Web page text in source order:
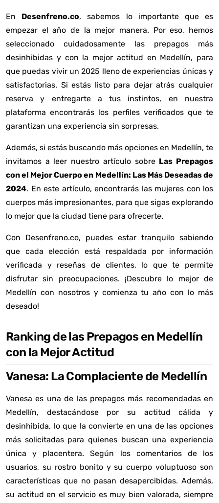
En Desenfreno.co, sabemos lo importante que es
empezar el año de la mejor manera. Por eso, hemos
seleccionado cuidadosamente las prepagos más
desinhibidas y con la mejor actitud en Medellín, para
que puedas vivir un 2025 lleno de experiencias únicas y
satisfactorias. Si estás listo para dejar atrás cualquier
reserva y entregarte a tus instintos, en nuestra
plataforma encontrarás los perfiles verificados que te
garantizan una experiencia sin sorpresas.
Además, si estás buscando más opciones en Medellín, te
invitamos a leer nuestro artículo sobre Las Prepagos
con el Mejor Cuerpo en Medellín: Las Más Deseadas de
2024. En este artículo, encontrarás las mujeres con los
cuerpos más impresionantes, para que sigas explorando
lo mejor que la ciudad tiene para ofrecerte.
Con Desenfreno.co, puedes estar tranquilo sabiendo
que cada elección está respaldada por información
verificada y reseñas de clientes, lo que te permite
disfrutar sin preocupaciones. ¡Descubre lo mejor de
Medellín con nosotros y comienza tu año con lo más
deseado!
Ranking de las Prepagos en Medellín
con la Mejor Actitud
Vanesa: La Complaciente de Medellín
Vanesa es una de las prepagos más recomendadas en
Medellín, destacándose por su actitud cálida y
desinhibida, lo que la convierte en una de las opciones
más solicitadas para quienes buscan una experiencia
única y placentera. Según los comentarios de los
usuarios, su rostro bonito y su cuerpo voluptuoso son
características que no pasan desapercibidas. Además,
su actitud en el servicio es muy bien valorada, siempre